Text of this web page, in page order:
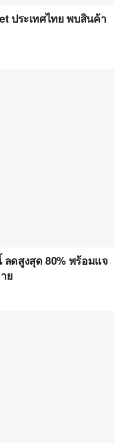
ประเทศไทย พบสินค้า
ลดสูงสุด 80% พร้อมแจ
ย